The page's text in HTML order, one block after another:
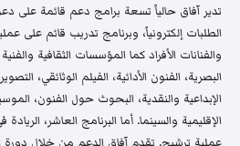
تدير آفاق حالياً تسعة برامج دعم قائمة على
الطلبات إلكترونياً، وبرنامج تدريب قائم على
والفنانات الأفراد كما المؤسسات الثقافية
البصرية، الفنون الأدائية، الفيلم الوثائقي،
الإبداعية والنقدية، البحوث حول الفنون،
الإقليمية والسينما. أما البرنامج العاشر،
عملية ترشيح. تقدم آفاق الدعم من خلال